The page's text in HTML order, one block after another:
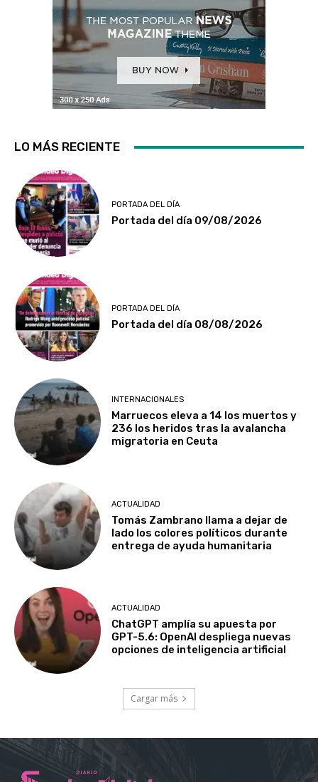
LO MÁS RECIENTE
PORTADA DEL DÍA
Portada del día 09/08/2026
PORTADA DEL DÍA
Portada del día 08/08/2026
INTERNACIONALES
Marruecos eleva a 14 los muertos y
236 los heridos tras la avalancha
migratoria en Ceuta
ACTUALIDAD
Tomás Zambrano llama a dejar de
lado los colores políticos durante
entrega de ayuda humanitaria
ACTUALIDAD
ChatGPT amplía su apuesta por
GPT-5.6: OpenAI despliega nuevas
opciones de inteligencia artificial
Cargar más